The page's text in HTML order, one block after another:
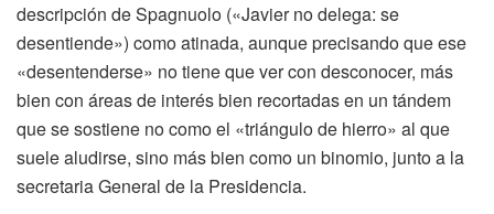
descripción de Spagnuolo («Javier no delega: se
desentiende») como atinada, aunque precisando que ese
«desentenderse» no tiene que ver con desconocer, más
bien con áreas de interés bien recortadas en un tándem
que se sostiene no como el «triángulo de hierro» al que
suele aludirse, sino más bien como un binomio, junto a la
secretaria General de la Presidencia.